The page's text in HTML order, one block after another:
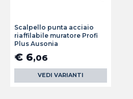
Scalpello punta acciaio
riaffilabile muratore Profi
Plus Ausonia
€ 6,06
VEDI VARIANTI